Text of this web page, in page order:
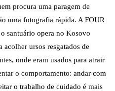
procura uma paragem de
uma fotografia rápida. A FOUR
santuário opera no Kosovo
ursos resgatados de
onde eram usados para atrair
o comportamento: andar com
o trabalho de cuidado é mais